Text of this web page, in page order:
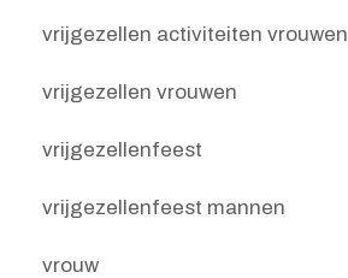
vrijgezellen activiteiten vrouwen
vrijgezellen vrouwen
vrijgezellenfeest
vrijgezellenfeest mannen
vrouw